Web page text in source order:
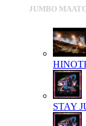
JUMBO
STAY